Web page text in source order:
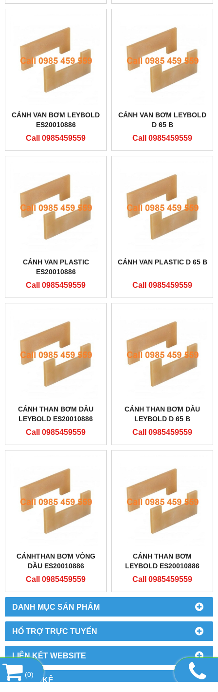
DANH MỤC SẢN PHẨM
HỔ TRỢ TRỰC TUYẾN
LIÊN KẾT WEBSITE
THỐNG KÊ
CÁNH VAN BƠM LEYBOLD
ES20010886
Call 0985459559
CÁNH VAN BƠM LEYBOLD
D 65 B
Call 0985459559
CÁNH VAN PLASTIC
ES20010886
Call 0985459559
CÁNH VAN PLASTIC D 65 B
Call 0985459559
CÁNH THAN BƠM DẦU
LEYBOLD ES20010886
Call 0985459559
CÁNH THAN BƠM DẦU
LEYBOLD D 65 B
Call 0985459559
CÁNHTHAN BƠM VÒNG
DẦU ES20010886
Call 0985459559
CÁNH THAN BƠM
LEYBOLD ES20010886
Call 0985459559
(0)